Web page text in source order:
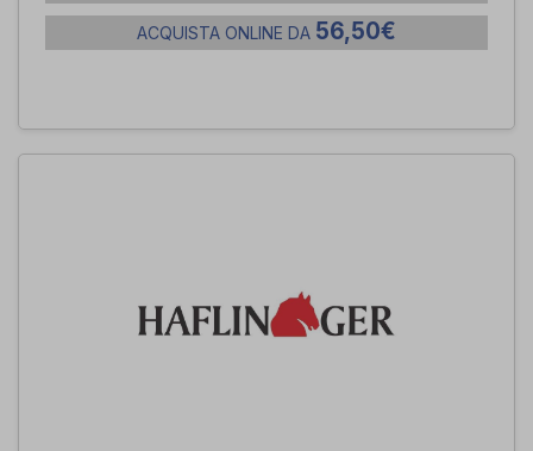
ACQUISTA ONLINE DA 56,50€